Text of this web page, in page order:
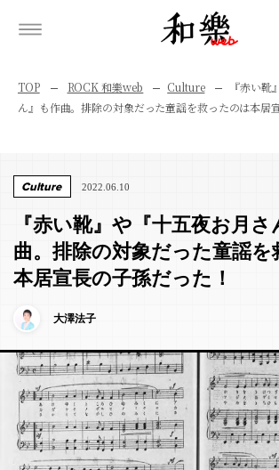
TOP ROCK 和樂web Culture
『赤い靴
ん』も作曲。排除の対象だった童謡を救ったのは本居
Culture 2022.06.10
『赤い靴』や『十五夜お月
曲。排除の対象だった童謡を
本居宣長の子孫だった！
大澤法子